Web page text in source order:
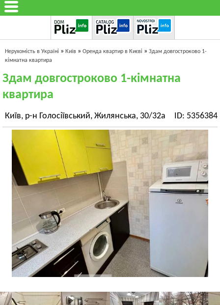
Нерухомість в Україні » Київ » Оренда квартир в Києві » Здам довгостроково 1-
кімнатна квартира
Здам довгостроково 1-кімнатна
квартира
Київ, р-н Голосіївський, Жилянська, 30/32а ID: 5356384